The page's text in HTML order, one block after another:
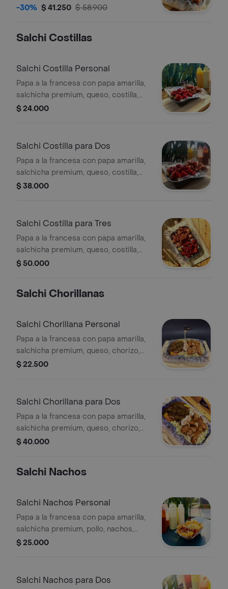
chorizo, carne, maduro, hilos de papa
-30% $ 41.250 $ 58.900
Salchi Costillas
Salchi Costilla Personal
Papa a la francesa con papa amarilla,
salchicha premium, queso, costilla,
tocineta, hilos de papa y salsas a
$ 24.000
Salchi Costilla para Dos
Papa a la francesa con papa amarilla,
salchicha premium, queso, costilla,
tocineta, hilos de papa y salsas a
$ 38.000
Salchi Costilla para Tres
Papa a la francesa con papa amarilla,
salchicha premium, queso, costilla,
tocineta, hilos de papa y salsas a
$ 50.000
Salchi Chorillanas
Salchi Chorillana Personal
Papa a la francesa con papa amarilla,
salchicha premium, queso, chorizo,
carne desmechada, huevo, tocineta,
$ 22.500
Salchi Chorillana para Dos
Papa a la francesa con papa amarilla,
salchicha premium, queso, chorizo,
carne desmechada, huevo, tocineta,
$ 40.000
Salchi Nachos
Salchi Nachos Personal
Papa a la francesa con papa amarilla,
salchicha premium, pollo, nachos,
queso mozzarella, queso cheddar y
$ 25.000
Salchi Nachos para Dos